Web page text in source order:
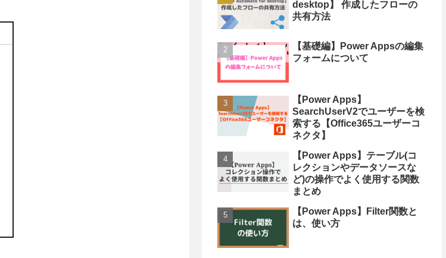
desktop】 作成したフローの
共有方法
【基礎編】Power Appsの編集
フォームについて
【Power Apps】
SearchUserV2でユーザーを検
索する【Office365ユーザーコ
ネクタ】
【Power Apps】テーブル(コ
レクションやデータソースな
ど)の操作でよく使用する関数
まとめ
【Power Apps】Filter関数と
は、使い方